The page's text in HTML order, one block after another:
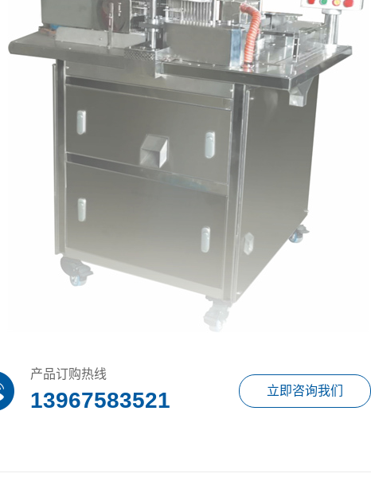
产品订购热线
13967583521 立即咨询我们